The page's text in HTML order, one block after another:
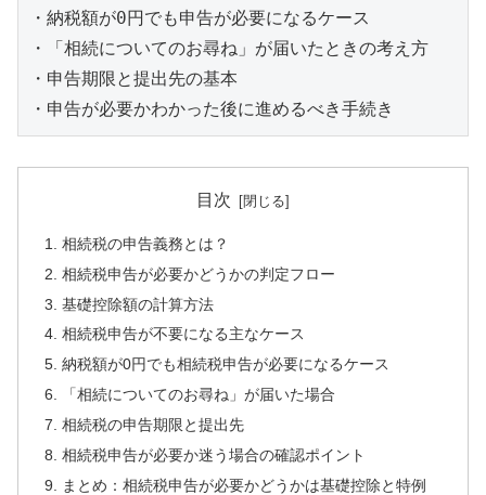
・納税額が0円でも申告が必要になるケース
・「相続についてのお尋ね」が届いたときの考え方
・申告期限と提出先の基本
・申告が必要かわかった後に進めるべき手続き
目次
相続税の申告義務とは？
相続税申告が必要かどうかの判定フロー
基礎控除額の計算方法
相続税申告が不要になる主なケース
納税額が0円でも相続税申告が必要になるケース
「相続についてのお尋ね」が届いた場合
相続税の申告期限と提出先
相続税申告が必要か迷う場合の確認ポイント
まとめ：相続税申告が必要かどうかは基礎控除と特例